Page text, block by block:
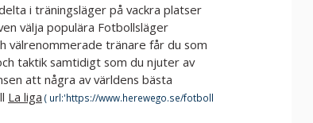
i träningsläger på vackra platser
välja populära Fotbollsläger
välrenommerade tränare får du som
taktik samtidigt som du njuter av
att några av världens bästa
La liga